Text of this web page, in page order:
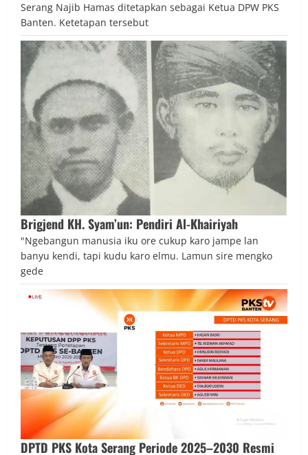
Serang Najib Hamas ditetapkan sebagai Ketua DPW PKS
Banten. Ketetapan tersebut
Brigjend KH. Syam’un: Pendiri Al-Khairiyah
"Ngebangun manusia iku ore cukup karo jampe lan
banyu kendi, tapi kudu karo elmu. Lamun sire mengko
gede
DPTD PKS Kota Serang Periode 2025–2030 Resmi